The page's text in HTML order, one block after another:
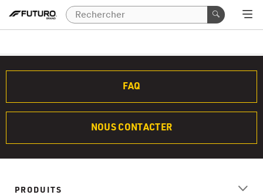
FAQ
NOUS CONTACTER
PRODUITS